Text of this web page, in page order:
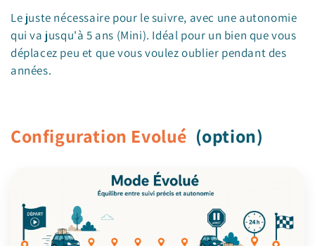
Le juste nécessaire pour le suivre, avec une autonomie
qui va jusqu'à 5 ans (Mini). Idéal pour un bien que vous
déplacez peu et que vous voulez oublier pendant des
années.
Configuration Evolué (option)